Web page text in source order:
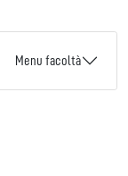
Menu facoltà